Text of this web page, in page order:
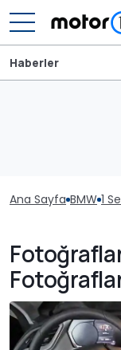
Haberler
Ana Sayfa BMW 1